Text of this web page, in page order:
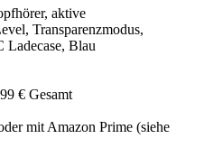
aktive
Transparenzmodus,
Ladecase, Blau
€ Gesamt
mit Amazon Prime (siehe